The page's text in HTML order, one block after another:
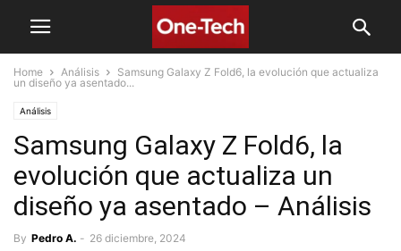
Home Análisis
Samsung Galaxy Z Fold6, la evolución que actualiza
un diseño ya asentado...
Análisis
Samsung Galaxy Z Fold6, la
evolución que actualiza un
diseño ya asentado – Análisis
By Pedro A. - 26 diciembre, 2024